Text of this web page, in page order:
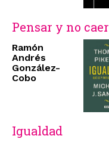
Pensar y no caer
Ramón
Andrés
González-
Cobo
Igualdad